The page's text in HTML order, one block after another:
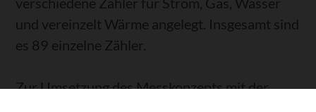
und vereinzelt Wärme angelegt. Insgesamt sind
es 89 einzelne Zähler.
Zur Umsetzung des Messkonzepts mit der